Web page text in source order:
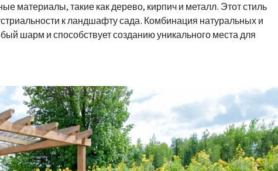
материалы, такие как дерево, кирпич и металл. Этот стиль
к ландшафту сада. Комбинация натуральных и
шарм и способствует созданию уникального места для